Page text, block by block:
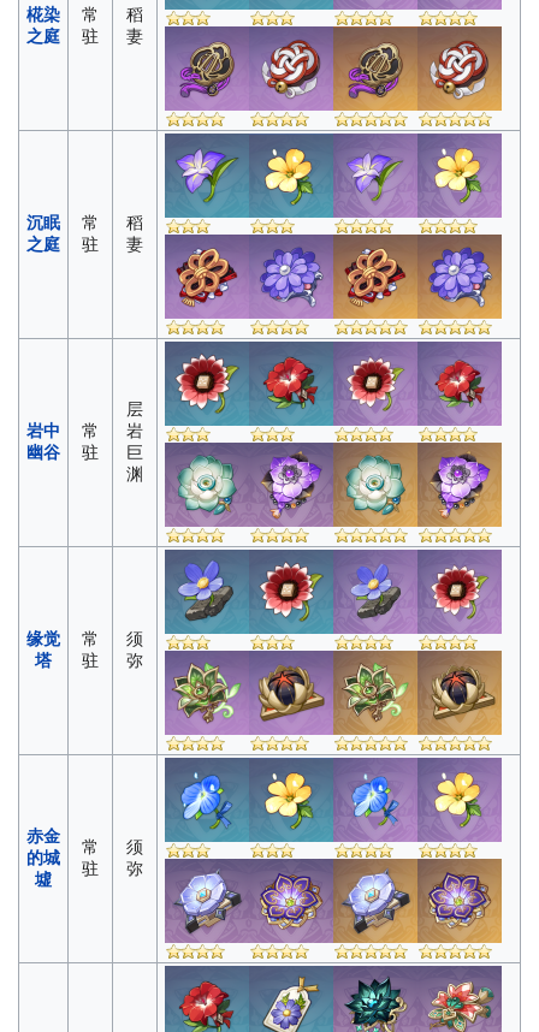
椛染
之庭
常
驻
稻
妻
沉眠
之庭
常
驻
稻
妻
岩中
幽谷
常
驻
层
岩
巨
渊
缘觉
塔
常
驻
须
弥
赤金
的城
墟
常
驻
须
弥